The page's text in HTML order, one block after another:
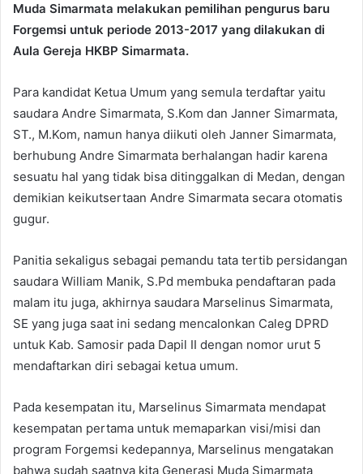
Muda Simarmata melakukan pemilihan pengurus baru
Forgemsi untuk periode 2013-2017 yang dilakukan di
Aula Gereja HKBP Simarmata.
Para kandidat Ketua Umum yang semula terdaftar yaitu
saudara Andre Simarmata, S.Kom dan Janner Simarmata,
ST., M.Kom, namun hanya diikuti oleh Janner Simarmata,
berhubung Andre Simarmata berhalangan hadir karena
sesuatu hal yang tidak bisa ditinggalkan di Medan, dengan
demikian keikutsertaan Andre Simarmata secara otomatis
gugur.
Panitia sekaligus sebagai pemandu tata tertib persidangan
saudara William Manik, S.Pd membuka pendaftaran pada
malam itu juga, akhirnya saudara Marselinus Simarmata,
SE yang juga saat ini sedang mencalonkan Caleg DPRD
untuk Kab. Samosir pada Dapil II dengan nomor urut 5
mendaftarkan diri sebagai ketua umum.
Pada kesempatan itu, Marselinus Simarmata mendapat
kesempatan pertama untuk memaparkan visi/misi dan
program Forgemsi kedepannya, Marselinus mengatakan
bahwa sudah saatnya kita Generasi Muda Simarmata